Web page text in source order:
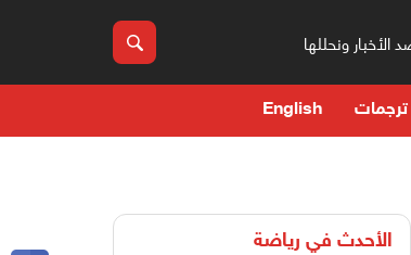
الأخبار ونحللها
ترجمات English
الأحدث في رياضة